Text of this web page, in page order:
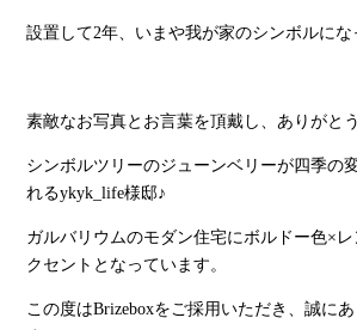
設置して2年、いまや我が家のシンボルにな
素敵なお写真とお言葉を頂戴し、ありがと
シンボルツリーのジューンベリーが四季の
れるykyk_life様邸♪
ガルバリウムのモダン住宅にボルドー色×
クセントとなっています。
この度はBrizeboxをご採用いただき、誠に